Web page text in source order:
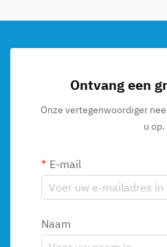
Ontvang een
Onze vertegenwoordiger
u op.
E-mail
Naam